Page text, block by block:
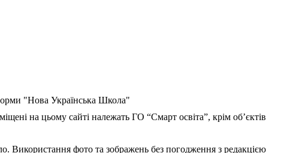
"Нова Українська Школа"
на цьому сайті належать ГО “Смарт освіта”, крім об’єктів
Використання фото та зображень без погодження з редакцією